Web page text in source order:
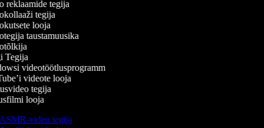
reklaamide tegija
tegija
looja
taustamuusika
videotöötlusprogramm
videote looja
tegija
looja
video tegija